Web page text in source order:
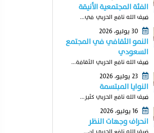
الفئة المجتمعية الأنيقة
ضيف الله نافع الحربي في...
النمو الثقافي في المجتمع
السعودي
ضيف الله نافع الحربي الثقافة...
النوايا المبتسمة
ضيف الله نافع الحربي كثير...
انحراف وجهات النظر